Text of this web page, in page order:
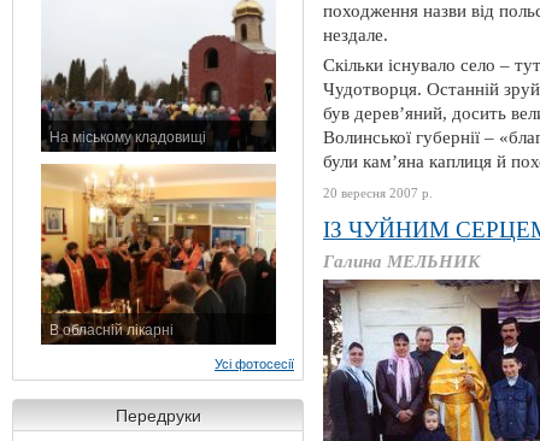
На міському кладовищі
В обласній лікарні
Усі фотосесії
Передруки
походження назви від
нездале.
Скільки існувало село –
Чудотворця. Останній
був дерев’яний, досить
Волинської губернії –
були кам’яна каплиця й
20 вересня 2007 р.
ІЗ ЧУЙНИМ
Галина МЕЛЬНИК